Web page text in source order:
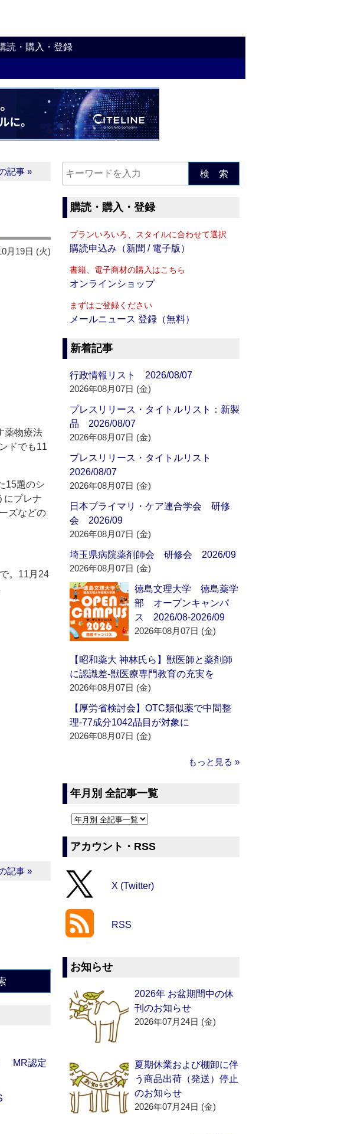
読・購入・登録
記事 »
月19日 (火)
薬物療法
ドでも11
15題のシ
にプレナ
ズなどの
。11月24
記事 »
MR認定
検 索
購読・購入・登録
プランいろいろ、スタイルに合わせて選択
購読申込み（新聞 / 電子版）
書籍、電子商材の購入はこちら
オンラインショップ
まずはご登録ください
メールニュース 登録（無料）
新着記事
行政情報リスト 2026/08/07
2026年08月07日 (金)
プレスリリース・タイトルリスト：新製
品 2026/08/07
2026年08月07日 (金)
プレスリリース・タイトルリスト
2026/08/07
2026年08月07日 (金)
日本プライマリ・ケア連合学会 研修
会 2026/09
2026年08月07日 (金)
埼玉県病院薬剤師会 研修会 2026/09
2026年08月07日 (金)
徳島文理大学 徳島薬学
部 オープンキャンパ
ス 2026/08-2026/09
2026年08月07日 (金)
【昭和薬大 神林氏ら】獣医師と薬剤師
に認識差‐獣医療専門教育の充実を
2026年08月07日 (金)
【厚労省検討会】OTC類似薬で中間整
理‐77成分1042品目が対象に
2026年08月07日 (金)
もっと見る »
年月別 全記事一覧
アカウント・RSS
X (Twitter)
RSS
お知らせ
2026年 お盆期間中の休
刊のお知らせ
2026年07月24日 (金)
夏期休業および棚卸に伴
う商品出荷（発送）停止
のお知らせ
2026年07月24日 (金)